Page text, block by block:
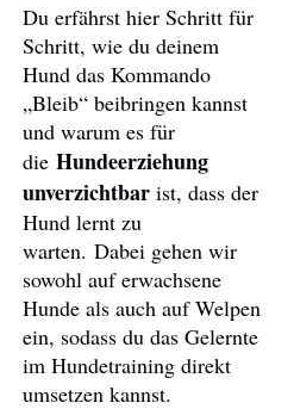
Du erfährst hier Schritt für
Schritt, wie du deinem
Hund das Kommando
„Bleib“ beibringen kannst
und warum es für
die Hundeerziehung
unverzichtbar ist, dass der
Hund lernt zu
warten. Dabei gehen wir
sowohl auf erwachsene
Hunde als auch auf Welpen
ein, sodass du das Gelernte
im Hundetraining direkt
umsetzen kannst.